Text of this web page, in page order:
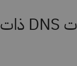
أنواع ومصطلحات سجلات DNS ذات